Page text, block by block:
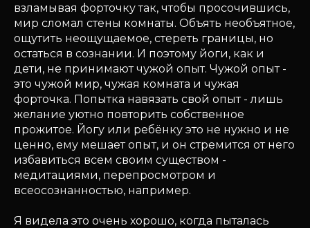
взламывая форточку так, чтобы просочившись,
мир сломал стены комнаты. Объять необъятное,
ощутить неощущаемое, стереть границы, но
остаться в сознании. И поэтому йоги, как и
дети, не принимают чужой опыт. Чужой опыт -
это чужой мир, чужая комната и чужая
форточка. Попытка навязать свой опыт - лишь
желание уютно повторить собственное
прожитое. Йогу или ребёнку это не нужно и не
ценно, ему мешает опыт, и он стремится от него
избавиться всем своим существом -
медитациями, перепросмотром и
всеосознанностью, например.
Я видела это очень хорошо, когда пыталась